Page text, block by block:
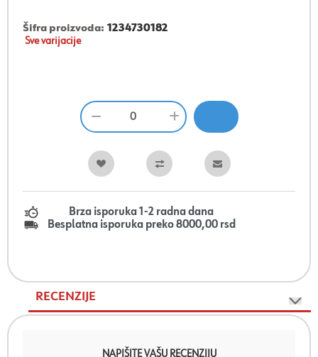
Šifra proizvoda: 1234730182
Sve varijacije
Brza isporuka 1-2 radna dana
Besplatna isporuka preko 8000,00 rsd
RECENZIJE
NAPIŠITE VAŠU RECENZIJU